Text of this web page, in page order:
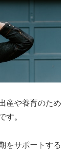
産や養育のため
す。
をサポートする